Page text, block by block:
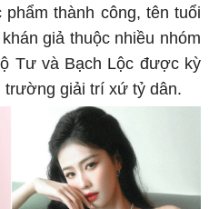
thành công, tên tuổi
giả thuộc nhiều nhóm
Tư và Bạch Lộc được kỳ
giải trí xứ tỷ dân.